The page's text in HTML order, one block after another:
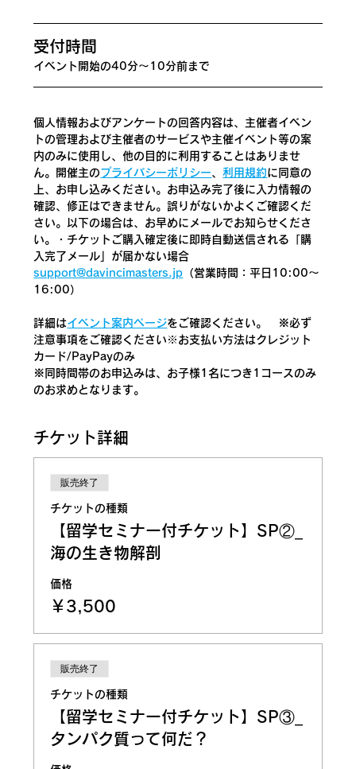
​受付時間
イベント開始の40分〜10分前まで
個人情報およびアンケートの回答内容は、主催者イベン
トの管理および主催者のサービスや主催イベント等の案
内のみに使用し、他の目的に利用することはありませ
ん。開催主のプライバシーポリシー、利用規約に同意の
上、お申し込みください。お申込み完了後に入力情報の
確認、修正はできません。誤りがないかよくご確認くだ
さい。以下の場合は、お早めにメールでお知らせくださ
い。
・チケットご購入確定後に即時自動送信される「購
入完了メール」が届かない場合
support@davincimasters.jp （営業時間：平日10:00～
16:00）
詳細はイベント案内ページをご確認ください。
※必ず
注意事項をご確認ください ​※お支払い方法はクレジット
カード/PayPayのみ
※同時間帯のお申込みは、お子様1名につき1コースのみ
のお求めとなります。
チケット詳細
販売終了
チケットの種類
【留学セミナー付チケット】SP②_​
海の生き物解剖
価格
￥3,500
販売終了
チケットの種類
【留学セミナー付チケット】SP③_
タンパク質って何だ？